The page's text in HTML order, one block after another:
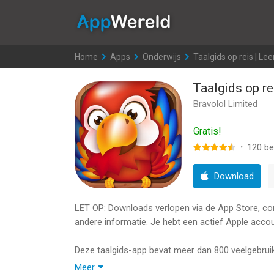
Home >
Apps >
Onderwijs >
Taalgids op reis |
Taalgids op
Bravolol Limited
Gratis!
· 120
Download
LET OP: Downloads verlopen via de App Store,
andere informatie. Je hebt een actief Apple
Deze taalgids-app bevat meer dan 800
als je reist, als je vrienden uit het buitenland
Meer